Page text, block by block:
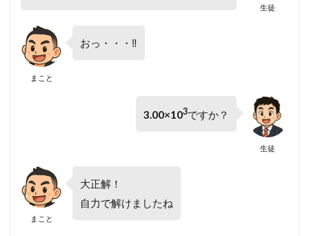
生徒
まこと
おっ・・・‼
生徒
3.00×103ですか？
まこと
大正解！
自力で解けましたね